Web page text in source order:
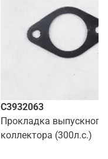
C3932063
Прокладка выпускного
коллектора (300л.с.)